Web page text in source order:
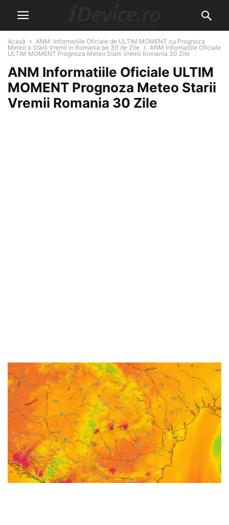
Acasă
ANM: Informatiile Oficiale de ULTIM MOMENT cu Prognoza
Meteo a Starii Vremii in Romania pe 30 de Zile
ANM Informatiile Oficiale
ULTIM MOMENT Prognoza Meteo Starii Vremii Romania 30 Zile
ANM Informatiile Oficiale ULTIM
MOMENT Prognoza Meteo Starii
Vremii Romania 30 Zile